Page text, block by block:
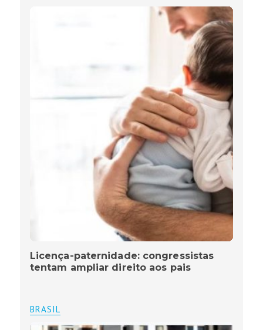
Licença-paternidade: congressistas
tentam ampliar direito aos pais
BRASIL